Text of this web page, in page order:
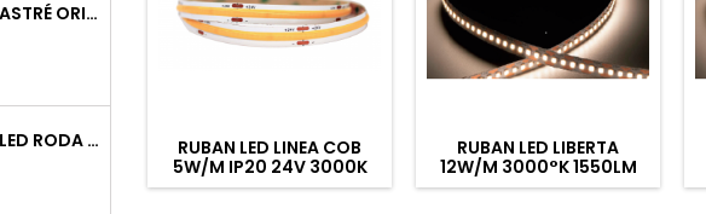
SPOT ENCASTRÉ ORIENTABLE WATTO GU10 AUTO BLANC
RÉGLETTE LED RODA BASIC 1266MM 36W 4300LM 4000K IP65 TRAV.
RUBAN LED LINEA COB
5W/M IP20 24V 3000K
550LM 1M
RUBAN LED LIBERTA
12W/M 3000°K 1550LM
SMD IP65 1M